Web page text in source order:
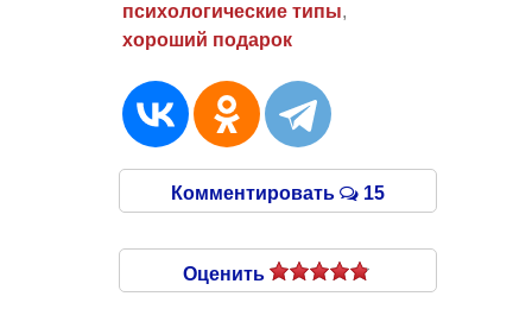
психологические типы,
хороший подарок
Комментировать 15
Оценить